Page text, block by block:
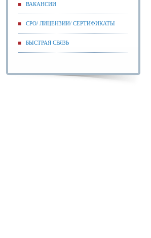
ВАКАНСИИ
СРО/ ЛИЦЕНЗИИ/ СЕРТИФИКАТЫ
БЫСТРАЯ СВЯЗЬ